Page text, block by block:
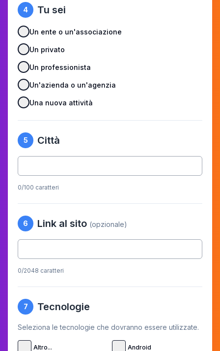
4 Tu sei
Un ente o un'associazione
Un privato
Un professionista
Un'azienda o un'agenzia
Una nuova attività
5 Città
0/100 caratteri
6 Link al sito (opzionale)
0/2048 caratteri
7 Tecnologie
Seleziona le tecnologie che dovranno essere utilizzate.
Altro... Android